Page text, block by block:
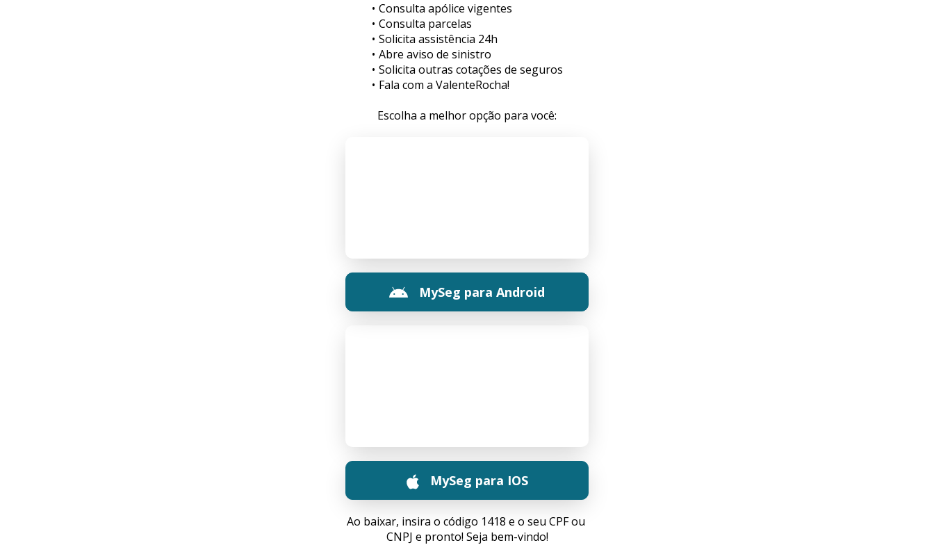
Consulta apólice vigentes
Consulta parcelas
Solicita assistência 24h
Abre aviso de sinistro
Solicita outras cotações de seguros
Fala com a ValenteRocha!
Escolha a melhor opção para você:
MySeg para Android
MySeg para IOS
Ao baixar, insira o código 1418 e o seu CPF ou
CNPJ e pronto! Seja bem-vindo!